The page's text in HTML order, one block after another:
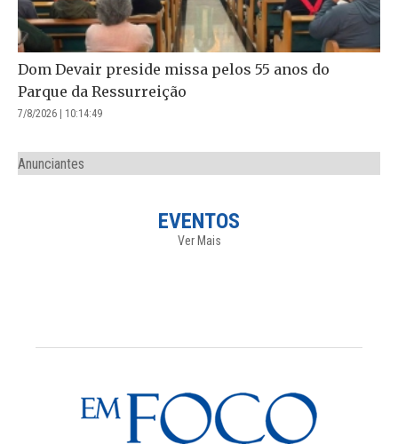
Dom Devair preside missa pelos 55 anos do
Parque da Ressurreição
7/8/2026 | 10:14:49
Anunciantes
EVENTOS
Ver Mais